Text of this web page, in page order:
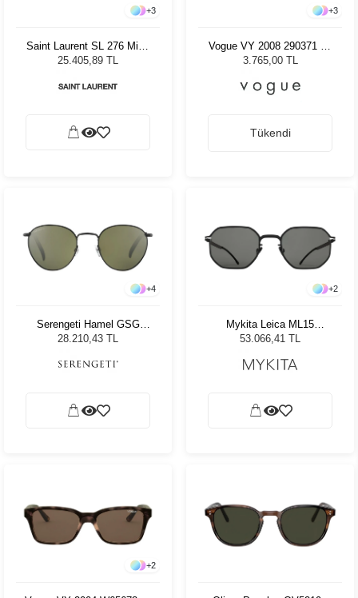
+3
Saint Laurent SL 276 Mica
038 Kadın Güneş Gözlüğü
25.405,89 TL
+3
Vogue VY 2008 290371 47
Kadın Güneş Gözlüğü
3.765,00 TL
Tükendi
+4
Serengeti Hamel GSG
8925 Unisex Güneş
28.210,43 TL
+2
Mykita Leica ML15
Black/LRed Pol. Unisex
53.066,41 TL
+2